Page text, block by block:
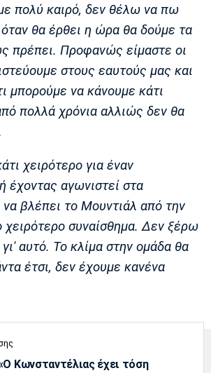
Σίτι
Γιουβέντους
Παρί Σεν
Μαρσέιγ
Αστέρας
πολύ καιρό, δεν θέλω να πω
θα έρθει η ώρα θα δούμε τα
πρέπει. Προφανώς είμαστε οι
στους εαυτούς μας και
μπορούμε να κάνουμε κάτι
πολλά χρόνια αλλιώς δεν θα
χειρότερο για έναν
έχοντας αγωνιστεί στα
να βλέπει το Μουντιάλ από την
χειρότερο συναίσθημα. Δεν ξέρω
αυτό. Το κλίμα στην ομάδα θα
έτσι, δεν έχουμε κανένα
Κωνσταντέλιας έχει τόση